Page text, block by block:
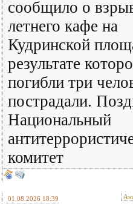
сообщило о
летнего кафе на
Кудринской
результате
погибли три
пострадали.
Национальный
комитет
01.08.2026 18:39